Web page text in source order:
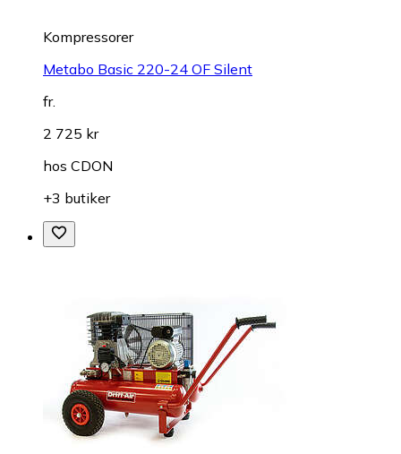
Kompressorer
Metabo Basic 220-24 OF Silent
fr.
2 725 kr
hos CDON
+3 butiker